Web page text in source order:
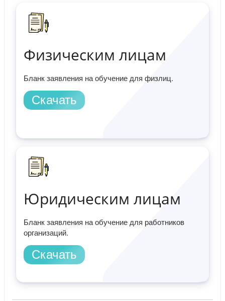
Физическим лицам
Бланк заявления на обучение для физлиц.
Скачать
Юридическим лицам
Бланк заявления на обучение для работников
организаций.
Скачать